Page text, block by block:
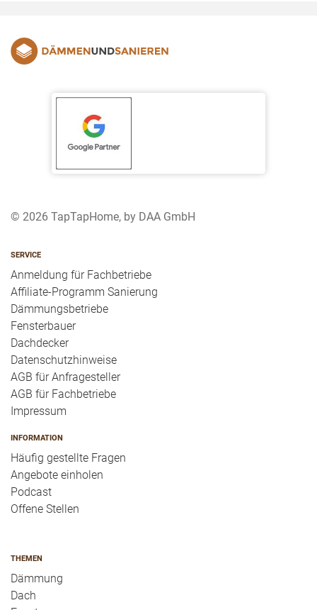
© 2026 TapTapHome, by DAA GmbH
SERVICE
Anmeldung für Fachbetriebe
Affiliate-Programm Sanierung
Dämmungsbetriebe
Fensterbauer
Dachdecker
Datenschutzhinweise
AGB für Anfragesteller
AGB für Fachbetriebe
Impressum
INFORMATION
Häufig gestellte Fragen
Angebote einholen
Podcast
Offene Stellen
THEMEN
Dämmung
Dach